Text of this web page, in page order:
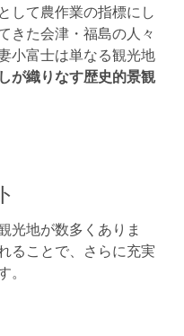
して農作業の指標にし
きた会津・福島の人々
小富士は単なる観光地
が織りなす歴史的景観
光地が数多くありま
ることで、さらに充実